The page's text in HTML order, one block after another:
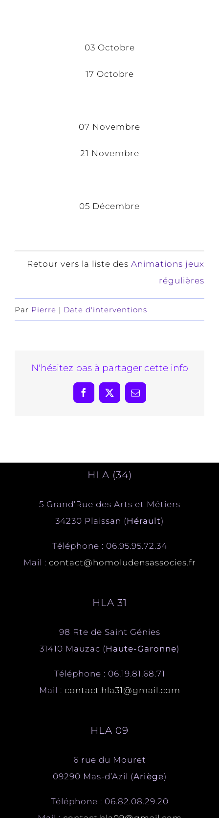
03 Octobre
17 Octobre
07 Novembre
21 Novembre
05 Décembre
Retour vers la liste des Animations jeux
régulières
Par Pierre | Date d'interventions
N'hésitez pas à partager cette info
Facebook
X Email
HLA (34)
5 Grand’Rue des Arts et Métiers
34230 Plaissan (Hérault)
Téléphone : 06.95.95.72.34
Mail : contact@homoludensassocies.fr
HLA 31
98 Rte de Saint Génies
31410 Mauzac (Haute-Garonne)
Téléphone : 06.19.81.68.71
Mail : contact.hla31@gmail.com
HLA 09
6 rue du Mouret
09290 Mas-d’Azil (Ariège)
Téléphone : 06.82.08.29.20